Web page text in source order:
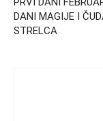
DANI MAGIJE I
STRELCA